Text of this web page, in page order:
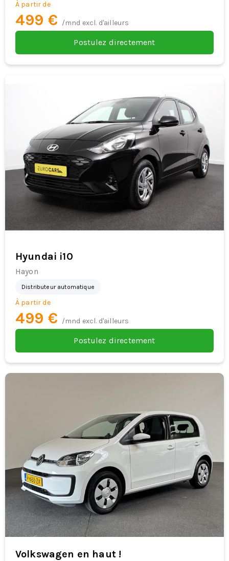
À partir de
499 € /mnd excl. d'ailleurs
Postulez directement
Hyundai i10
Hayon
Distributeur automatique
À partir de
499 € /mnd excl. d'ailleurs
Postulez directement
Volkswagen en haut !